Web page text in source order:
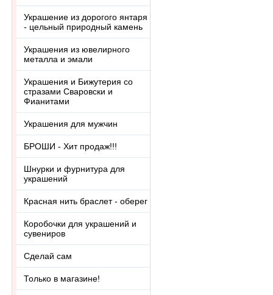
Украшение из дорогого янтаря
- цельный природный камень
Украшения из ювелирного
металла и эмали
Украшения и Бижутерия со
стразами Сваровски и
Фианитами
Украшения для мужчин
БРОШИ - Хит продаж!!!
Шнурки и фурнитура для
украшений
Красная нить браслет - оберег
Коробочки для украшений и
сувениров
Сделай сам
Только в магазине!